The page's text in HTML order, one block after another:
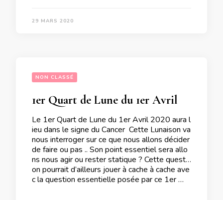
29 MARS 2020
NON CLASSÉ
Le 1er Quart de Lune du 1er Avril 2020 aura l
ieu dans le signe du Cancer Cette Lunaison va
nous interroger sur ce que nous allons décider
de faire ou pas .. Son point essentiel sera allo
ns nous agir ou rester statique ? Cette questi
on pourrait d’ailleurs jouer à cache à cache ave
c la question essentielle posée par ce 1er …